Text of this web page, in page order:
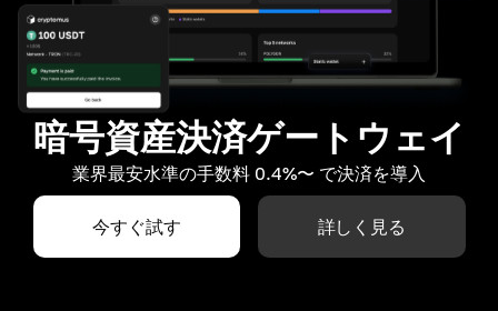
暗号資産決済ゲートウェイ
業界最安水準の手数料 0.4%〜 で決済を導入
今すぐ試す 詳しく見る